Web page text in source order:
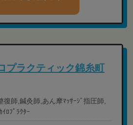
プラクティック錦糸町
復師,鍼灸師,あん摩ﾏｯｻｰｼﾞ指圧師,
ﾛﾌﾟﾗｸﾀｰ